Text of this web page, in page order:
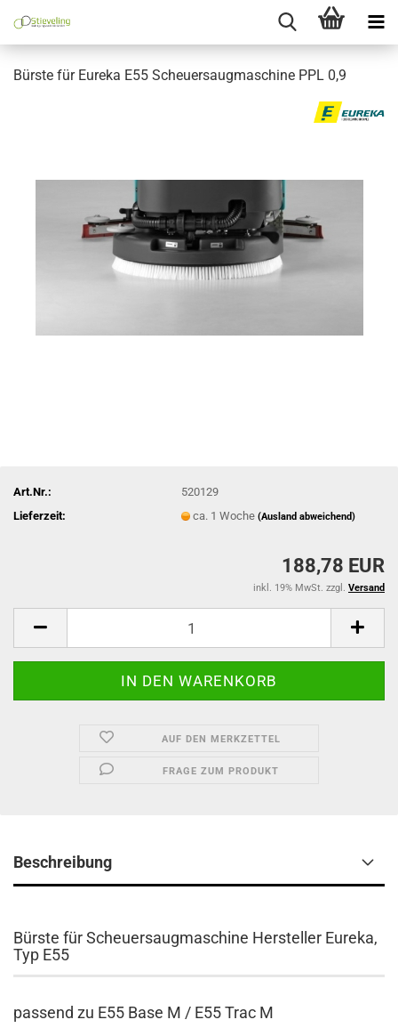
Bürste für Eureka E55 Scheuersaugmaschine PPL 0,9
Art.Nr.:
520129
Lieferzeit:
ca. 1 Woche(Ausland abweichend)
188,78 EUR
inkl. 19% MwSt. zzgl. Versand
AUF DEN MERKZETTEL
FRAGE ZUM PRODUKT
Beschreibung
Bürste für Scheuersaugmaschine Hersteller Eureka,
Typ E55
passend zu E55 Base M / E55 Trac M